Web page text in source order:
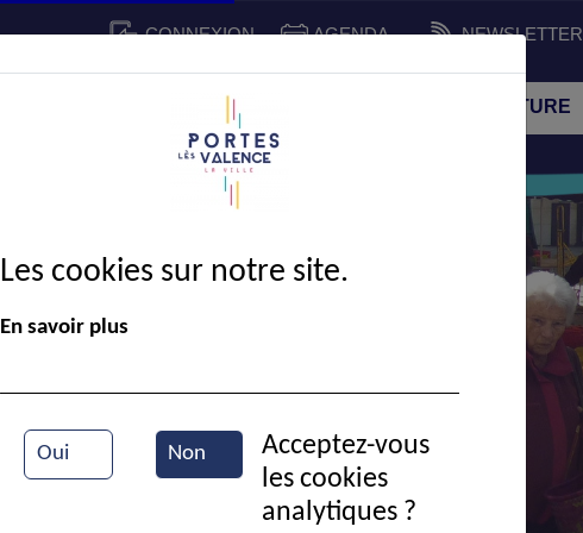
CONNEXION AGENDA NEWSLETTER
CADRE DE VIE SPORT ET CULTURE
Marché
Les cookies sur notre site.
En savoir plus
Oui Non
Acceptez-vous
les cookies
analytiques ?